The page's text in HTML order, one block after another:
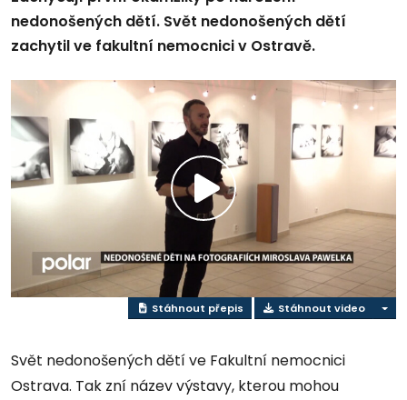
nedonošených dětí. Svět nedonošených dětí
zachytil ve fakultní nemocnici v Ostravě.
Přehrát
video
Stáhnout přepis Stáhnout video
Svět nedonošených dětí ve Fakultní nemocnici
Ostrava. Tak zní název výstavy, kterou mohou